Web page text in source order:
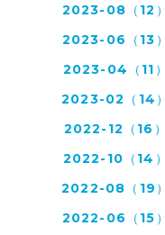
2023-08（12）
2023-06（13）
2023-04（11）
2023-02（14）
2022-12（16）
2022-10（14）
2022-08（19）
2022-06（15）